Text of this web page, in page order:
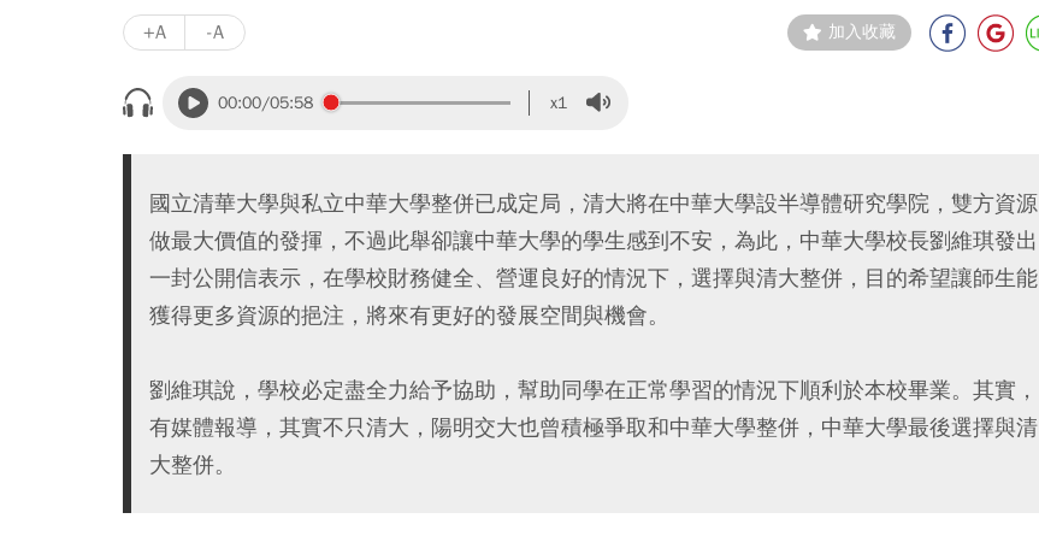
+A -A 加入收藏
00:00/05:58 x1
國立清華大學與私立中華大學整併已成定局，清大將在中華大學設半導體研究學院，雙方資源
做最大價值的發揮，不過此舉卻讓中華大學的學生感到不安，為此，中華大學校長劉維琪發出
一封公開信表示，在學校財務健全、營運良好的情況下，選擇與清大整併，目的希望讓師生能
獲得更多資源的挹注，將來有更好的發展空間與機會。
劉維琪說，學校必定盡全力給予協助，幫助同學在正常學習的情況下順利於本校畢業。其實，
有媒體報導，其實不只清大，陽明交大也曾積極爭取和中華大學整併，中華大學最後選擇與清
大整併。